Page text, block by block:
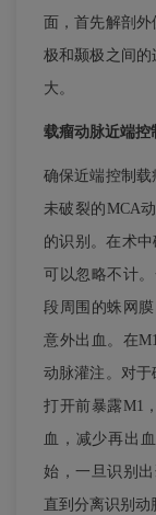
面，首先解剖
极和颞极之间
大。
载瘤动脉近端控
确保近端控制
未破裂的MCA
的识别。在术
可以忽略不计
段周围的蛛网
意外出血。在
动脉灌注。对
打开前暴露M1
血，减少再出
始，一旦识别
直到分离识别动